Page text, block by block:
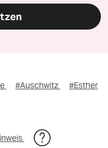
#Auschwitz
#Esther